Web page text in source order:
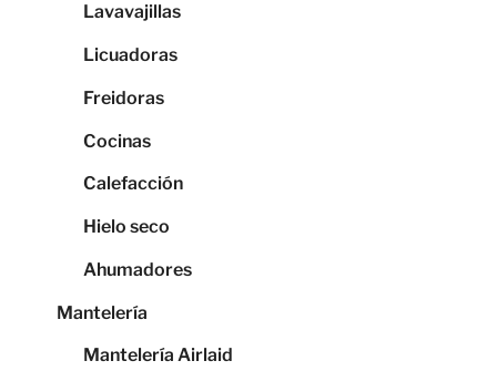
Lavavajillas
Licuadoras
Freidoras
Cocinas
Calefacción
Hielo seco
Ahumadores
Mantelería
Mantelería Airlaid